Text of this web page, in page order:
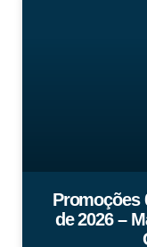
Promoções
de 2026 –